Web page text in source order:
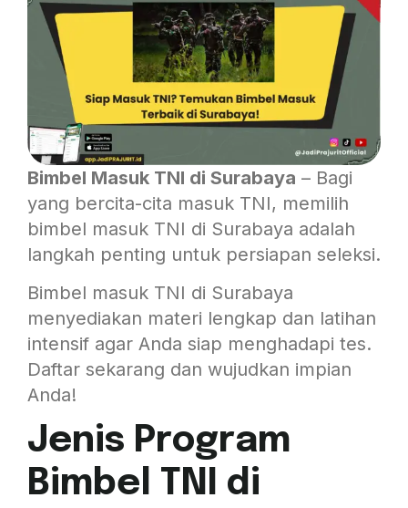
Bimbel Masuk TNI di Surabaya – Bagi
yang bercita-cita masuk TNI, memilih
bimbel masuk TNI di Surabaya adalah
langkah penting untuk persiapan seleksi.
Bimbel masuk TNI di Surabaya
menyediakan materi lengkap dan latihan
intensif agar Anda siap menghadapi tes.
Daftar sekarang dan wujudkan impian
Anda!
Jenis Program
Bimbel TNI di